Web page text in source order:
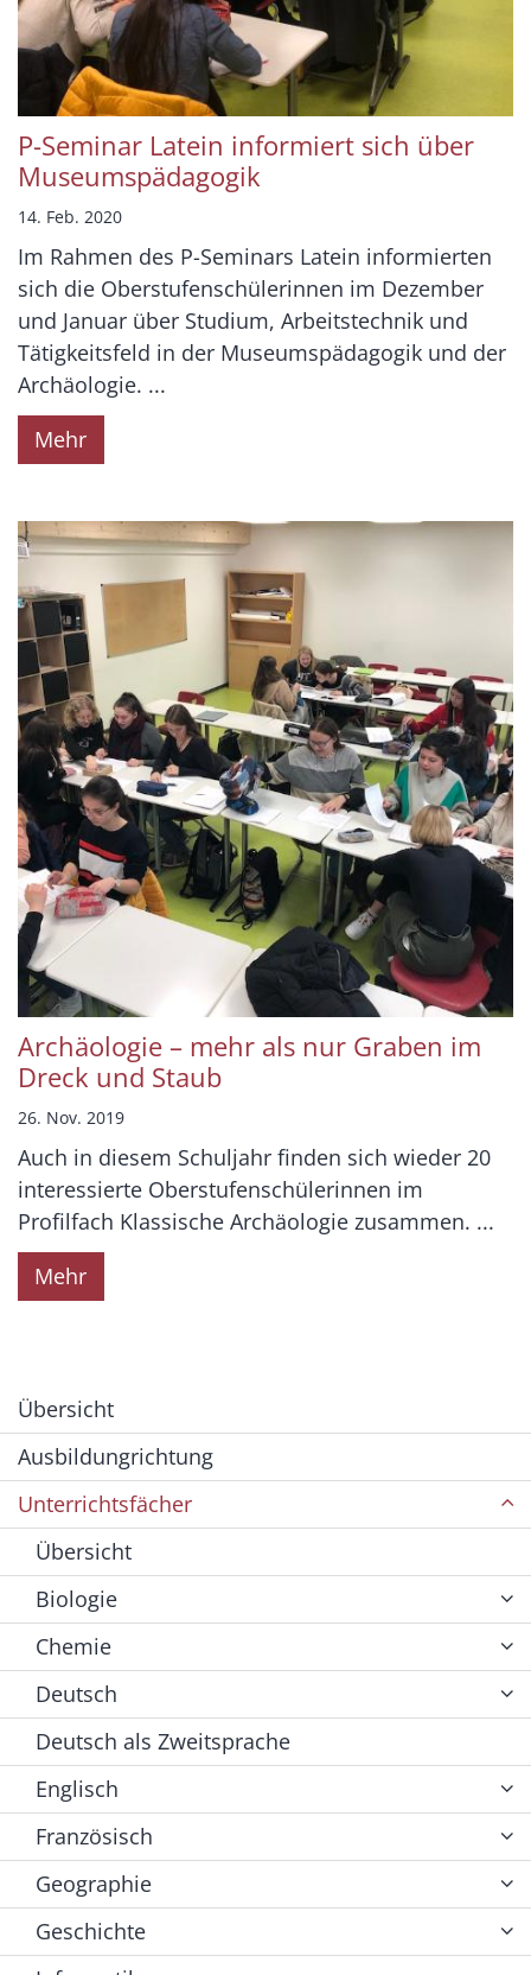
P-Seminar Latein informiert sich über
Museumspädagogik
14. Feb. 2020
Im Rahmen des P-Seminars Latein informierten
sich die Oberstufenschülerinnen im Dezember
und Januar über Studium, Arbeitstechnik und
Tätigkeitsfeld in der Museumspädagogik und der
Archäologie. ...
Mehr
Archäologie – mehr als nur Graben im
Dreck und Staub
26. Nov. 2019
Auch in diesem Schuljahr finden sich wieder 20
interessierte Oberstufenschülerinnen im
Profilfach Klassische Archäologie zusammen. ...
Mehr
Übersicht
Ausbildungrichtung
Unterrichtsfächer
Übersicht
Biologie
Chemie
Deutsch
Deutsch als Zweitsprache
Englisch
Französisch
Geographie
Geschichte